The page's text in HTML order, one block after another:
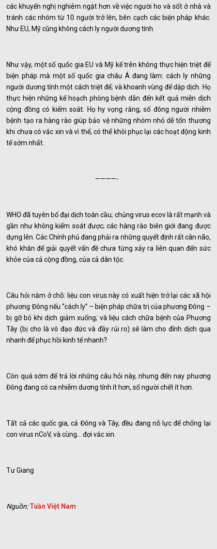
các khuyến nghị nghiêm ngặt hơn về việc người ho và sốt ở nhà và
tránh các nhóm từ 10 người trở lên, bên cạch các biện pháp khác.
Như EU, Mỹ cũng không cách ly người dương tính.
Như vậy, một số quốc gia EU và Mỹ kể trên không thực hiện triệt để
biện pháp mà một số quốc gia châu Á đang làm: cách ly những
người dương tính một cách triệt để; và khoanh vùng để dập dịch. Họ
thực hiện những kế hoạch phòng bệnh dẫn đến kết quả miễn dịch
cộng đồng có kiểm soát. Họ hy vọng rằng, số đông người nhiễm
bệnh tạo ra hàng rào giúp bảo vệ những nhóm nhỏ dễ tổn thương
khi chưa có vắc xin và vì thế, có thể khôi phục lại các hoạt động kinh
tế sớm nhất.
————-
WHO đã tuyên bố đại dịch toàn cầu; chủng virus ecov là rất mạnh và
gần như không kiểm soát được; các hàng rào biên giới đang được
dựng lên. Các Chính phủ đang phải ra những quyết định rất cân não,
khó khăn để giải quyết vấn đề chưa từng xảy ra liên quan đến sức
khỏe của cả cộng đồng, của cả dân tộc.
Câu hỏi nằm ở chỗ: liệu con virus này có xuất hiện trở lại các xã hội
phương Đông nếu “cách ly” – biện pháp chữa trị của phương Đông –
bị gỡ bỏ khi dịch giảm xuống; và liệu cách chữa bệnh của Phương
Tây (bị cho là vô đạo đức và đầy rủi ro) sẽ làm cho đỉnh dịch qua
nhanh để phục hồi kinh tế nhanh?
Còn quá sớm để trả lời những câu hỏi này, nhưng đến nay phương
Đông đang có ca nhiễm dương tính ít hơn, số người chết ít hơn.
Tất cả các quốc gia, cả Đông và Tây, đều đang nỗ lực để chống lại
con virus nCoV, và cùng… đợi vắc xin.
Tư Giang
Nguồn: Tuần Việt Nam